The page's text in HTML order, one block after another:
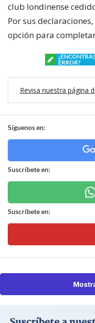
club londinense
Por sus
opción para
ERROR?
Revisa nuestra página
Síguenos en:
Suscríbete en:
Suscríbete en: